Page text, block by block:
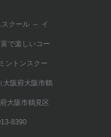
スクール ～ イ
で楽しいコー
ントンスクー
大阪府大阪市鶴
大阪市鶴見区
8390